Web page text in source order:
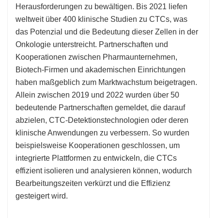
Herausforderungen zu bewältigen. Bis 2021 liefen
weltweit über 400 klinische Studien zu CTCs, was
das Potenzial und die Bedeutung dieser Zellen in der
Onkologie unterstreicht. Partnerschaften und
Kooperationen zwischen Pharmaunternehmen,
Biotech-Firmen und akademischen Einrichtungen
haben maßgeblich zum Marktwachstum beigetragen.
Allein zwischen 2019 und 2022 wurden über 50
bedeutende Partnerschaften gemeldet, die darauf
abzielen, CTC-Detektionstechnologien oder deren
klinische Anwendungen zu verbessern. So wurden
beispielsweise Kooperationen geschlossen, um
integrierte Plattformen zu entwickeln, die CTCs
effizient isolieren und analysieren können, wodurch
Bearbeitungszeiten verkürzt und die Effizienz
gesteigert wird.